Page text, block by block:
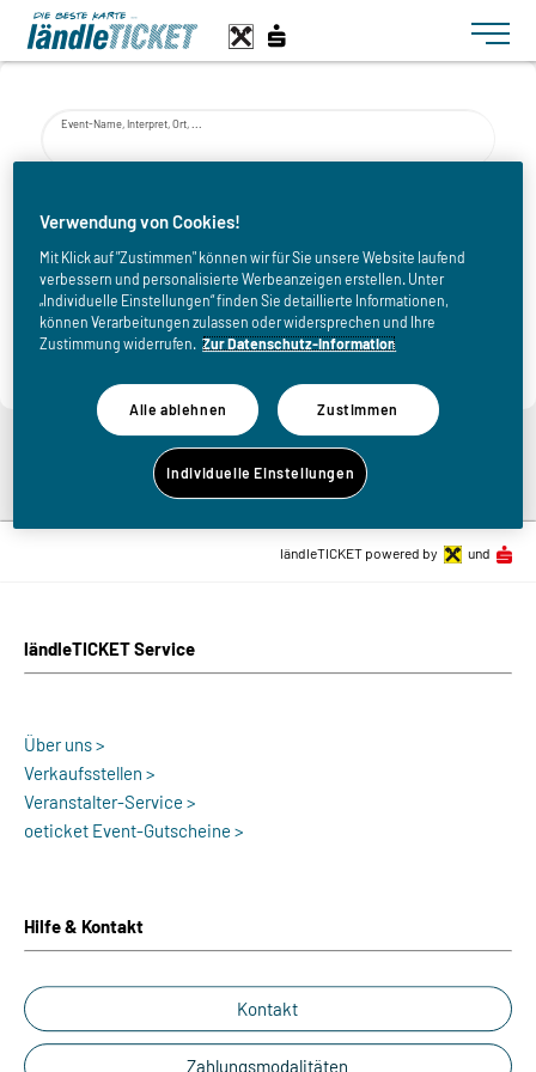
Toggle
Event-Name, Interpret, Ort, ...
bis
Zurück zur Eventliste
ländleTICKET Service
Über uns >
Verkaufsstellen >
Veranstalter-Service >
oeticket Event-Gutscheine >
Hilfe & Kontakt
Kontakt
Zahlungsmodalitäten
ländleTICKET powered by und
Verwendung von Cookies!
Mit Klick auf "Zustimmen" können wir für Sie unsere Website laufend
verbessern und personalisierte Werbeanzeigen erstellen. Unter
„Individuelle Einstellungen“ finden Sie detaillierte Informationen,
können Verarbeitungen zulassen oder widersprechen und Ihre
Zustimmung widerrufen. Zur Datenschutz-Information
Alle ablehnen Zustimmen
Individuelle Einstellungen